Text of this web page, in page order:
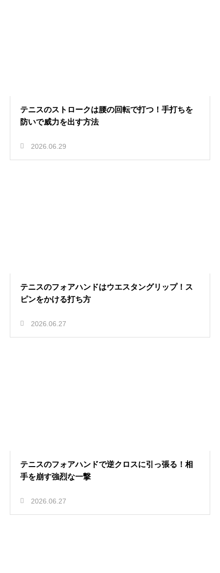
テニスのストロークは腰の回転で打つ！手打ちを
防いで威力を出す方法
2026.06.29
テニスのフォアハンドはウエスタングリップ！ス
ピンをかける打ち方
2026.06.27
テニスのフォアハンドで逆クロスに引っ張る！相
手を崩す強烈な一撃
2026.06.27